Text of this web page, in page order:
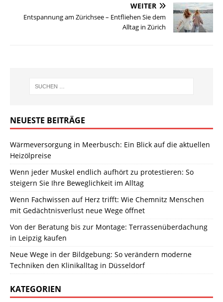
WEITER
Entspannung am Zürichsee – Entfliehen Sie dem
Alltag in Zürich
NEUESTE BEITRÄGE
Wärmeversorgung in Meerbusch: Ein Blick auf die aktuellen
Heizölpreise
Wenn jeder Muskel endlich aufhört zu protestieren: So
steigern Sie Ihre Beweglichkeit im Alltag
Wenn Fachwissen auf Herz trifft: Wie Chemnitz Menschen
mit Gedächtnisverlust neue Wege öffnet
Von der Beratung bis zur Montage: Terrassenüberdachung
in Leipzig kaufen
Neue Wege in der Bildgebung: So verändern moderne
Techniken den Klinikalltag in Düsseldorf
KATEGORIEN